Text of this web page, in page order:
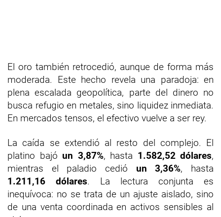
El oro también retrocedió, aunque de forma más
moderada. Este hecho revela una paradoja: en
plena escalada geopolítica, parte del dinero no
busca refugio en metales, sino liquidez inmediata.
En mercados tensos, el efectivo vuelve a ser rey.
La caída se extendió al resto del complejo. El
platino bajó un 3,87%, hasta 1.582,52 dólares,
mientras el paladio cedió un 3,36%, hasta
1.211,16 dólares. La lectura conjunta es
inequívoca: no se trata de un ajuste aislado, sino
de una venta coordinada en activos sensibles al